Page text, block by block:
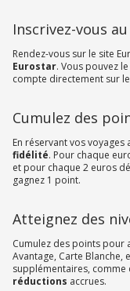
Inscrivez-vous
Rendez-vous sur le site
Eurostar. Vous pouvez
compte directement sur
Cumulez des
En réservant vos voyages
fidélité. Pour chaque
et pour chaque 2 euros
gagnez 1 point.
Atteignez des
Cumulez des points pour
Avantage, Carte Blanche,
supplémentaires,
réductions accrues.